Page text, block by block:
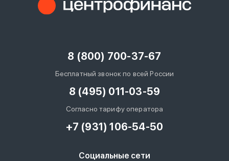
8 (800) 700-37-67
Бесплатный звонок по всей России
8 (495) 011-03-59
Согласно тарифу оператора
+7 (931) 106-54-50
Социальные сети